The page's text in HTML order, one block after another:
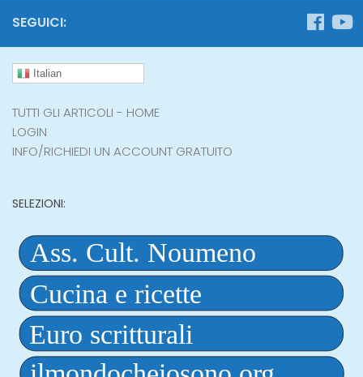
SEGUICI:
Italian
TUTTI GLI ARTICOLI - HOME
LOGIN
INFO/RICHIEDI UN ACCOUNT GRATUITO
SELEZIONI: